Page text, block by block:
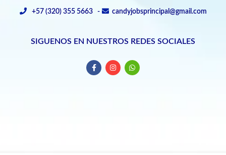
+57 (320) 355 5663 - candyjobsprincipal@gmail.com
SIGUENOS EN NUESTROS REDES SOCIALES